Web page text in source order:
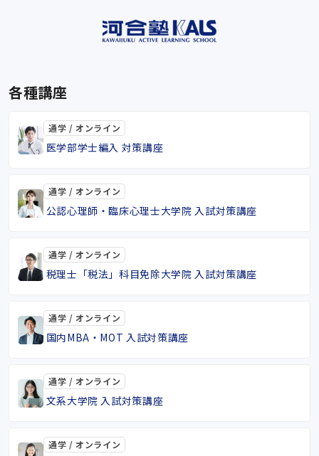
各種講座
通学 / オンライン
医学部学士編入 対策講座
通学 / オンライン
公認心理師・臨床心理士大学院 入試対策講座
通学 / オンライン
税理士「税法」科目免除大学院 入試対策講座
通学 / オンライン
国内MBA・MOT 入試対策講座
通学 / オンライン
文系大学院 入試対策講座
通学 / オンライン